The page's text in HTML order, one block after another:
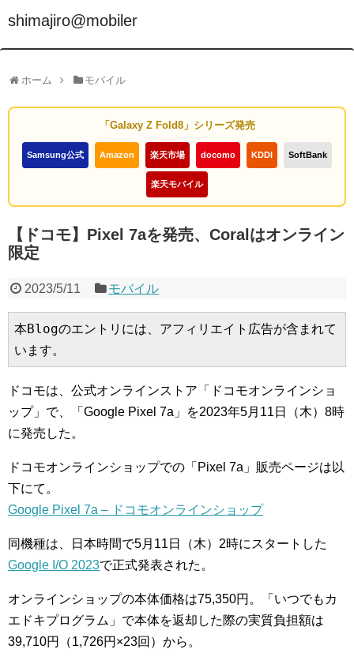
shimajiro@mobiler
ホーム モバイル
「Galaxy Z Fold8」シリーズ発売
Samsung公式 Amazon 楽天市場 docomo KDDI SoftBank
楽天モバイル
【ドコモ】Pixel 7aを発売、Coralはオンライン
限定
2023/5/11 モバイル
本Blogのエントリには、アフィリエイト広告が含まれて
います。
ドコモは、公式オンラインストア「ドコモオンラインショ
ップ」で、「Google Pixel 7a」を2023年5月11日（木）8時
に発売した。
ドコモオンラインショップでの「Pixel 7a」販売ページは以
下にて。
Google Pixel 7a – ドコモオンラインショップ
同機種は、日本時間で5月11日（木）2時にスタートした
Google I/O 2023で正式発表された。
オンラインショップの本体価格は75,350円。「いつでもカ
エドキプログラム」で本体を返却した際の実質負担額は
39,710円（1,726円×23回）から。